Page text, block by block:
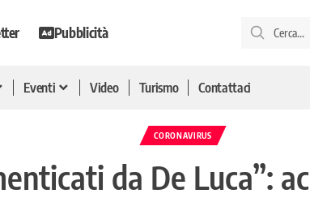
Pubblicità
Eventi Video Turismo Contattaci
CORONAVIRUS
da De Luca”: